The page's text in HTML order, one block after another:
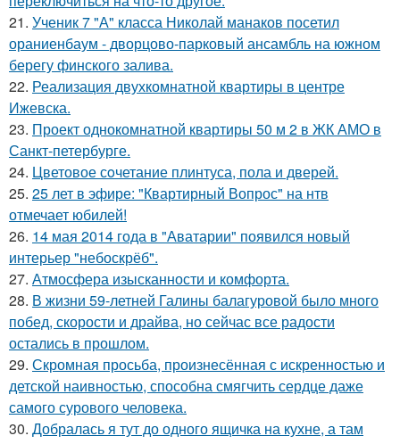
21. Ученик 7 "А" класса Николай манаков посетил
ораниенбаум - дворцово-парковый ансамбль на южном
берегу финского залива.
22. Реализация двухкомнатной квартиры в центре
Ижевска.
23. Проект однокомнатной квартиры 50 м 2 в ЖК АМО в
Санкт-петербурге.
24. Цветовое сoчетание плинтуса, пола и дверей.
25. 25 лет в эфире: "Квартирный Вопрос" на нтв
отмечает юбилей!
26. 14 мая 2014 года в "Аватарии" появился новый
интерьер "небоскрёб".
27. Атмосфера изысканности и комфорта.
28. В жизни 59-летней Галины балагуровой было много
побед, скорости и драйва, но сейчас все радости
остались в прошлом.
29. Скромная просьба, произнесённая с искренностью и
детской наивностью, способна смягчить сердце даже
самого сурового человека.
30. Добралась я тут до одного ящичка на кухне, а там